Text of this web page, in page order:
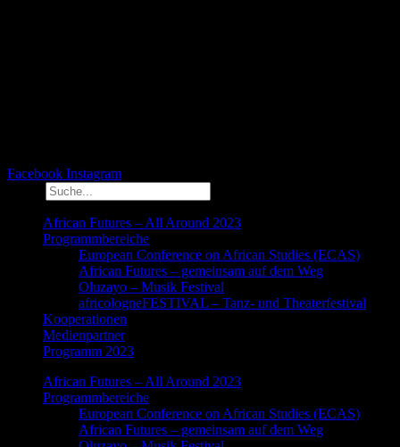
Facebook Instagram
African Futures – All Around 2023
Programmbereiche
European Conference on African Studies (ECAS)
African Futures – gemeinsam auf dem Weg
Oluzayo – Musik Festival
africologneFESTIVAL – Tanz- und Theaterfestival
Kooperationen
Medienpartner
Programm 2023
African Futures – All Around 2023
Programmbereiche
European Conference on African Studies (ECAS)
African Futures – gemeinsam auf dem Weg